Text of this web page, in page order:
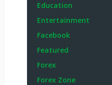
Education
Entertainment
Facebook
Featured
Forex
Forex Zone